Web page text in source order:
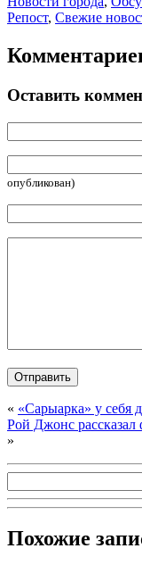
Репост, Свежие
Оставить
опубликован)
« «Сарыарка» у себя
Рой Джонс
»
Похожие